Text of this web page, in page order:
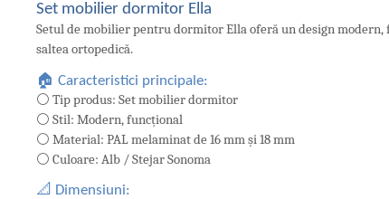
Set mobilier dormitor Ella
Setul de mobilier pentru dormitor Ella oferă un design
saltea ortopedică.
🏠 Caracteristici principale:
⚪ Tip produs: Set mobilier dormitor
⚪ Stil: Modern, funcțional
⚪ Material: PAL melaminat de 16 mm și 18 mm
⚪ Culoare: Alb / Stejar Sonoma
📐 Dimensiuni: